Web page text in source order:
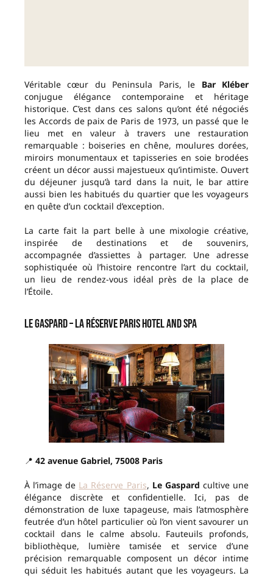
Véritable cœur du Peninsula Paris, le Bar Kléber
conjugue élégance contemporaine et héritage
historique. C’est dans ces salons qu’ont été négociés
les Accords de paix de Paris de 1973, un passé que le
lieu met en valeur à travers une restauration
remarquable : boiseries en chêne, moulures dorées,
miroirs monumentaux et tapisseries en soie brodées
créent un décor aussi majestueux qu’intimiste. Ouvert
du déjeuner jusqu’à tard dans la nuit, le bar attire
aussi bien les habitués du quartier que les voyageurs
en quête d’un cocktail d’exception.
La carte fait la part belle à une mixologie créative,
inspirée de destinations et de souvenirs,
accompagnée d’assiettes à partager. Une adresse
sophistiquée où l’histoire rencontre l’art du cocktail,
un lieu de rendez-vous idéal près de la place de
l’Étoile.
Le Gaspard – La Réserve Paris Hotel and Spa
📍 42 avenue Gabriel, 75008 Paris
À l’image de La Réserve Paris, Le Gaspard cultive une
élégance discrète et confidentielle. Ici, pas de
démonstration de luxe tapageuse, mais l’atmosphère
feutrée d’un hôtel particulier où l’on vient savourer un
cocktail dans le calme absolu. Fauteuils profonds,
bibliothèque, lumière tamisée et service d’une
précision remarquable composent un décor intime
qui séduit les habitués autant que les voyageurs. La